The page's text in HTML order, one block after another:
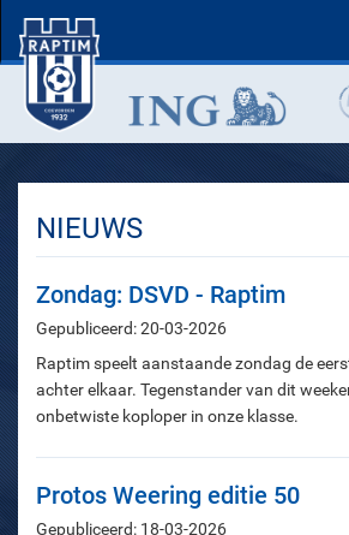
NIEUWS
Zondag: DSVD - Raptim
Gepubliceerd: 20-03-2026
Raptim speelt aanstaande zondag de
achter elkaar. Tegenstander van dit
onbetwiste koploper in onze klasse.
Protos Weering editie 50
Gepubliceerd: 18-03-2026